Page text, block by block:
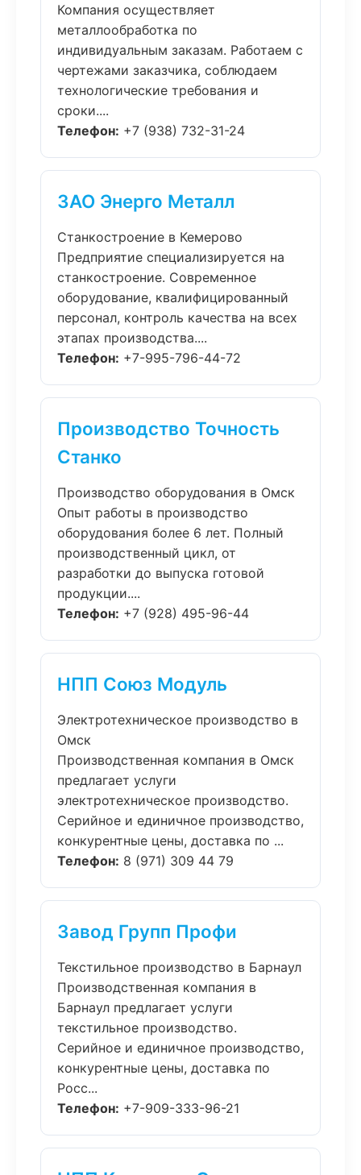
Компания осуществляет
металлообработка по
индивидуальным заказам. Работаем с
чертежами заказчика, соблюдаем
технологические требования и
сроки....
Телефон: +7 (938) 732-31-24
ЗАО Энерго Металл
Станкостроение в Кемерово
Предприятие специализируется на
станкостроение. Современное
оборудование, квалифицированный
персонал, контроль качества на всех
этапах производства....
Телефон: +7-995-796-44-72
Производство Точность
Станко
Производство оборудования в Омск
Опыт работы в производство
оборудования более 6 лет. Полный
производственный цикл, от
разработки до выпуска готовой
продукции....
Телефон: +7 (928) 495-96-44
НПП Союз Модуль
Электротехническое производство в
Омск
Производственная компания в Омск
предлагает услуги
электротехническое производство.
Серийное и единичное производство,
конкурентные цены, доставка по ...
Телефон: 8 (971) 309 44 79
Завод Групп Профи
Текстильное производство в Барнаул
Производственная компания в
Барнаул предлагает услуги
текстильное производство.
Серийное и единичное производство,
конкурентные цены, доставка по
Росс...
Телефон: +7-909-333-96-21